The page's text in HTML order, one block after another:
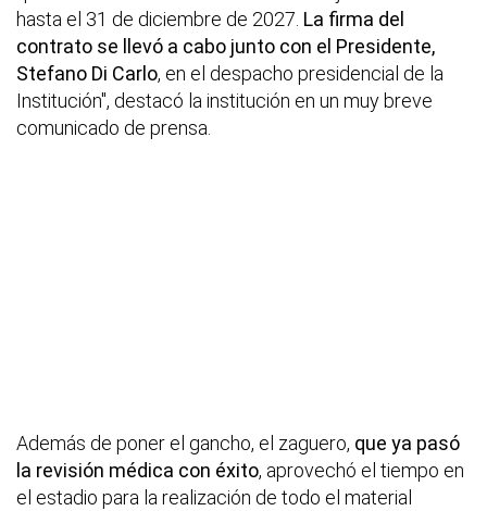
hasta el 31 de diciembre de 2027. La firma del
contrato se llevó a cabo junto con el Presidente,
Stefano Di Carlo, en el despacho presidencial de la
Institución", destacó la institución en un muy breve
comunicado de prensa.
Además de poner el gancho, el zaguero, que ya pasó
la revisión médica con éxito, aprovechó el tiempo en
el estadio para la realización de todo el material